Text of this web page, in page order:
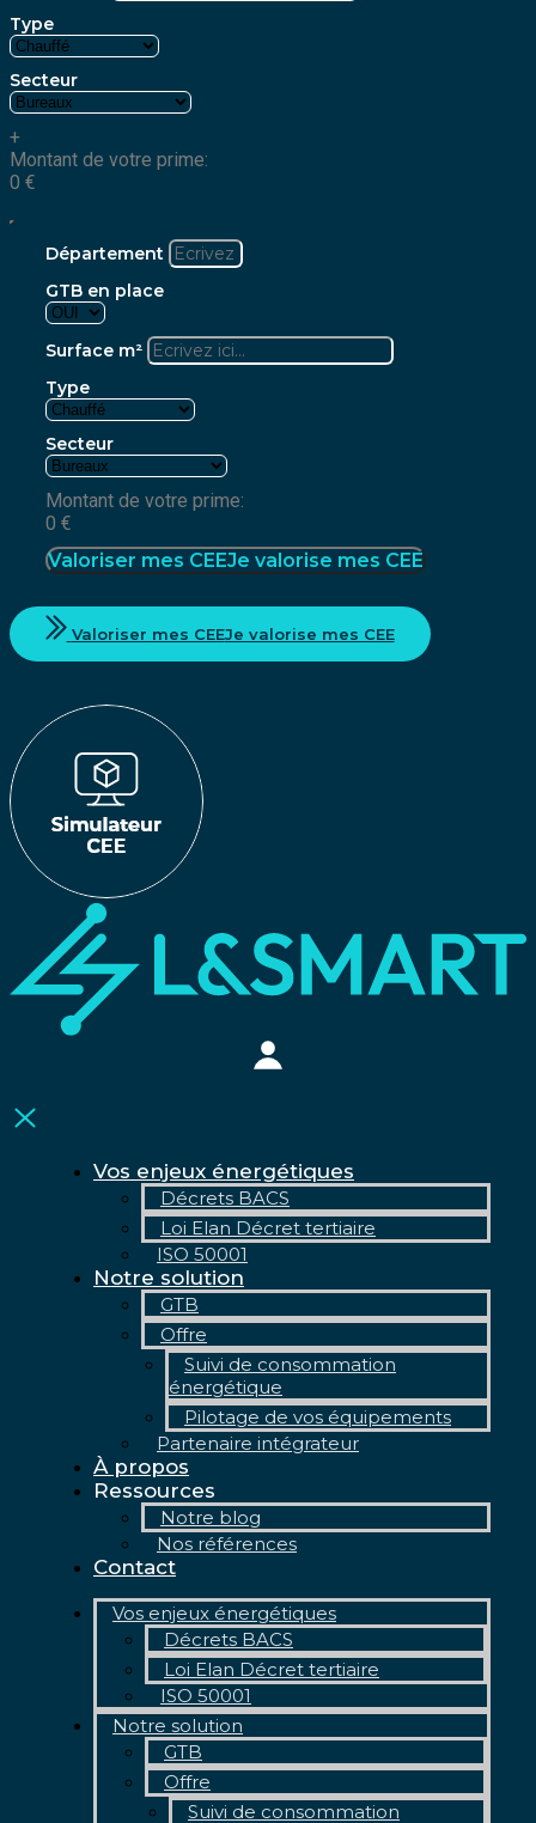
Type
Secteur
+
Montant de votre prime:
0 €
Département
GTB en place
Surface m²
Type
Secteur
Montant de votre prime:
0 €
Valoriser mes CEEJe valorise mes CEE
Valoriser mes CEEJe valorise mes CEE
Vos enjeux énergétiques
Décrets BACS
Loi Elan Décret tertiaire
ISO 50001
Notre solution
GTB
Offre
Suivi de consommation
énergétique
Pilotage de vos équipements
Partenaire intégrateur
À propos
Ressources
Notre blog
Nos références
Contact
Vos enjeux énergétiques
Décrets BACS
Loi Elan Décret tertiaire
ISO 50001
Notre solution
GTB
Offre
Suivi de consommation